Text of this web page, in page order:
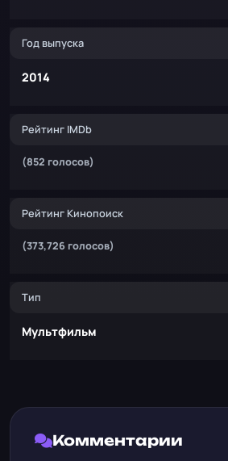
Год выпуска
2014
Рейтинг IMDb
(852 голосов)
Рейтинг Кинопоиск
(373,726 голосов)
Тип
Мультфильм
Комментарии